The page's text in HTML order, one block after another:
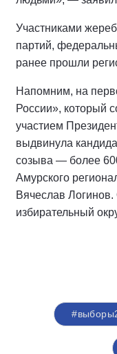
Участниками
партий,
ранее прошли
Напомним, на
России», который
участием
выдвинула
созыва — более
Амурского
Вячеслав
избирательный